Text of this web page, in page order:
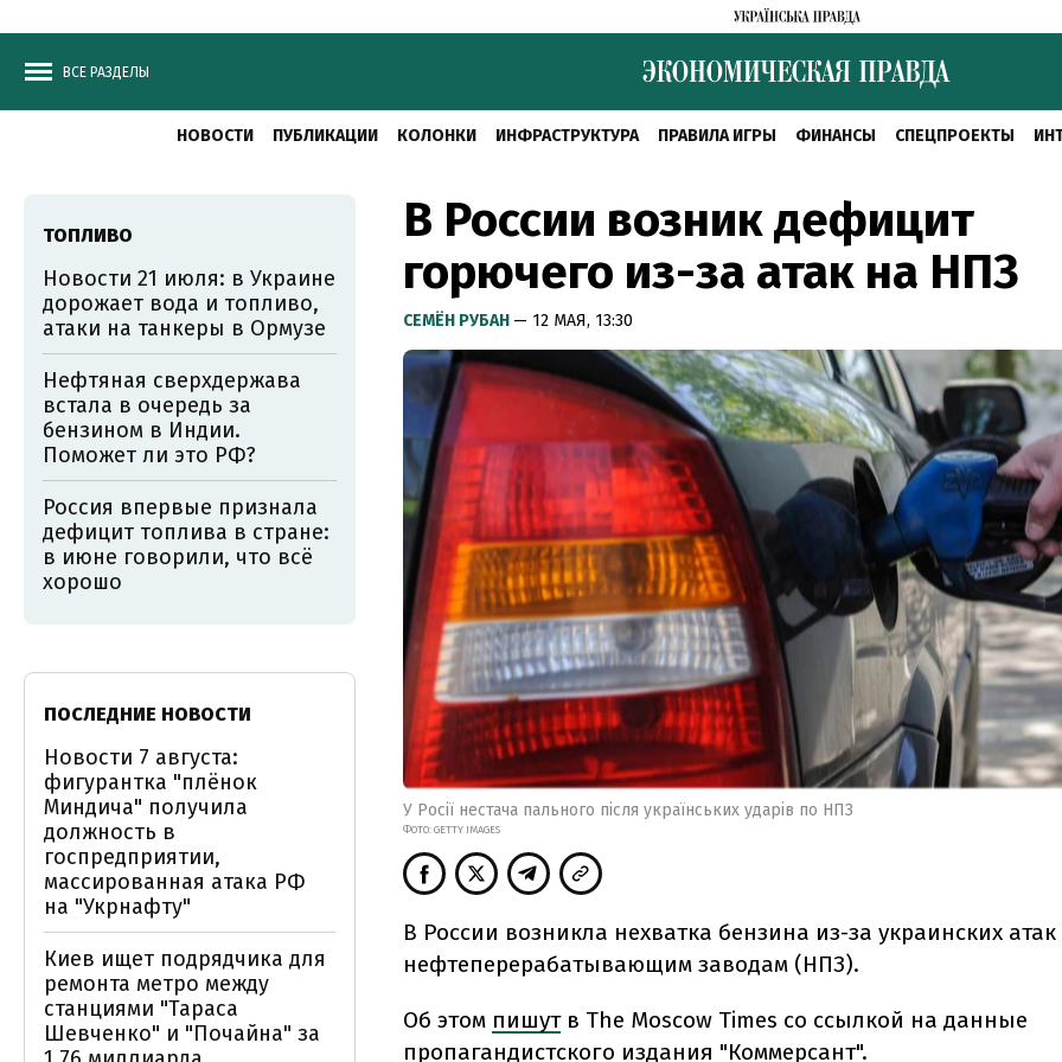
ВСЕ РАЗДЕЛЫ
НОВОСТИ ПУБЛИКАЦИИ КОЛОНКИ ИНФРАСТРУКТУРА ПРАВИЛА ИГРЫ ФИНАНСЫ СПЕЦПРОЕКТЫ
В России возник дефицит
горючего из-за атак на НПЗ
СЕМЁН РУБАН — 12 МАЯ, 13:30
У Росії нестача пального після українських ударів по НПЗ
ФОТО: GETTY IMAGES
В России возникла нехватка бензина из-за украинских
нефтеперерабатывающим заводам (НПЗ).
Об этом пишут в The Moscow Times со ссылкой на данные
пропагандистского издания "Коммерсант".
ТОПЛИВО
Новости 21 июля: в Украине
дорожает вода и топливо,
атаки на танкеры в Ормузе
Нефтяная сверхдержава
встала в очередь за
бензином в Индии.
Поможет ли это РФ?
Россия впервые признала
дефицит топлива в стране:
в июне говорили, что всё
хорошо
ПОСЛЕДНИЕ НОВОСТИ
Новости 7 августа:
фигурантка "плёнок
Миндича" получила
должность в
госпредприятии,
массированная атака РФ
на "Укрнафту"
Киев ищет подрядчика для
ремонта метро между
станциями "Тараса
Шевченко" и "Почайна" за